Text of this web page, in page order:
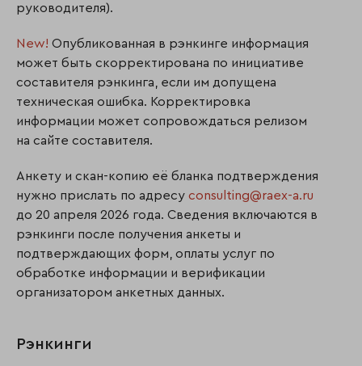
руководителя).
New! Опубликованная в рэнкинге информация
может быть скорректирована по инициативе
составителя рэнкинга, если им допущена
техническая ошибка. Корректировка
информации может сопровождаться релизом
на сайте составителя.
Анкету и скан-копию её бланка подтверждения
нужно прислать по адресу consulting@raex-a.ru
до 20 апреля 2026 года. Сведения включаются в
рэнкинги после получения анкеты и
подтверждающих форм, оплаты услуг по
обработке информации и верификации
организатором анкетных данных.
Рэнкинги